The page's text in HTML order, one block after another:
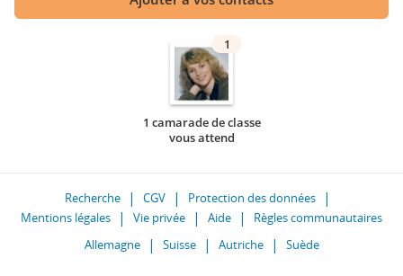
1
1 camarade de classe
vous attend
Recherche CGV
Protection des données
Mentions légales
Vie privée Aide
Règles communautaires
Allemagne
Suisse Autriche Suède